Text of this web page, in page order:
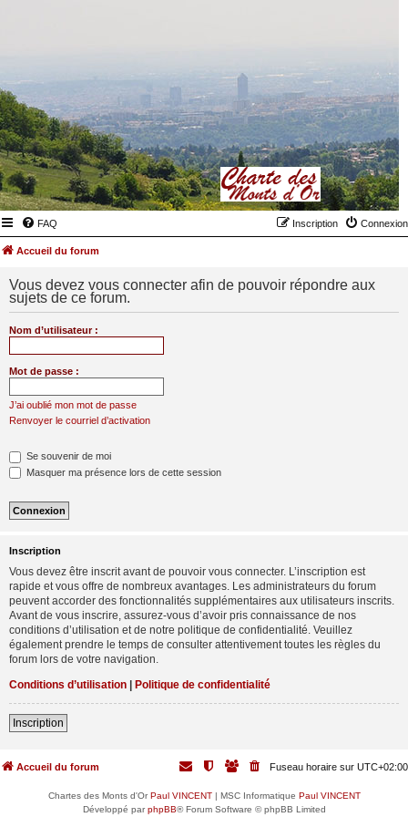
FAQ Connexion
Inscription
Accueil du forum
Vous devez vous connecter afin de pouvoir répondre aux
sujets de ce forum.
Nom d’utilisateur :
Mot de passe :
J’ai oublié mon mot de passe
Renvoyer le courriel d’activation
Se souvenir de moi
Masquer ma présence lors de cette session
Inscription
Vous devez être inscrit avant de pouvoir vous connecter. L’inscription est
rapide et vous offre de nombreux avantages. Les administrateurs du forum
peuvent accorder des fonctionnalités supplémentaires aux utilisateurs inscrits.
Avant de vous inscrire, assurez-vous d’avoir pris connaissance de nos
conditions d’utilisation et de notre politique de confidentialité. Veuillez
également prendre le temps de consulter attentivement toutes les règles du
forum lors de votre navigation.
Conditions d’utilisation | Politique de confidentialité
Inscription
Accueil du forum Fuseau horaire sur UTC+02:00
Chartes des Monts d'OrPaul VINCENT| MSC Informatique Paul VINCENT
Développé parphpBB® Forum Software © phpBB Limited